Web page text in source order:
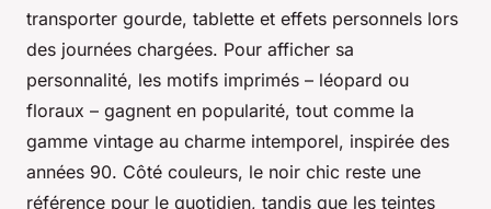
transporter gourde, tablette et effets personnels lors
des journées chargées. Pour afficher sa
personnalité, les motifs imprimés – léopard ou
floraux – gagnent en popularité, tout comme la
gamme vintage au charme intemporel, inspirée des
années 90. Côté couleurs, le noir chic reste une
référence pour le quotidien, tandis que les teintes